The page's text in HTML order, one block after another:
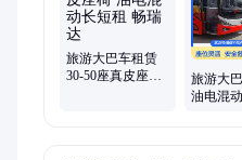
旅游大巴车租赁
30-50座真皮座椅
旅游大
油电混